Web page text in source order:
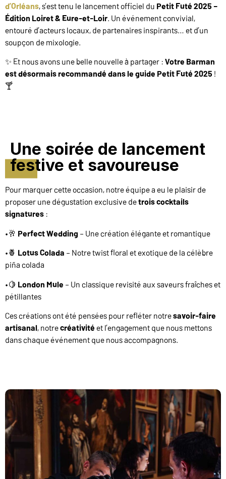
d’Orléans, s’est tenu le lancement officiel du Petit Futé 2025 –
Édition Loiret & Eure-et-Loir . Un événement convivial,
entouré d’acteurs locaux, de partenaires inspirants… et d’un
soupçon de mixologie.
✨ Et nous avons une belle nouvelle à partager : Votre Barman
est désormais recommandé dans le guide Petit Futé 2025 !
🍸
Une soirée de lancement
festive et savoureuse
Pour marquer cette occasion, notre équipe a eu le plaisir de
proposer une dégustation exclusive detrois cocktails
signatures :
•🥂 Perfect Wedding – Une création élégante et romantique
•🍍 Lotus Colada – Notre twist floral et exotique de la célèbre
piña colada
•🍋 London Mule – Un classique revisité aux saveurs fraîches et
pétillantes
Ces créations ont été pensées pour refléter notresavoir-faire
artisanal, notrecréativité et l’engagement que nous mettons
dans chaque événement que nous accompagnons.